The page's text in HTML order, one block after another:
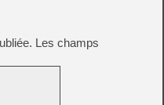
Les champs